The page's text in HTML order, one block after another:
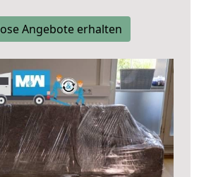
Angebote erhalten